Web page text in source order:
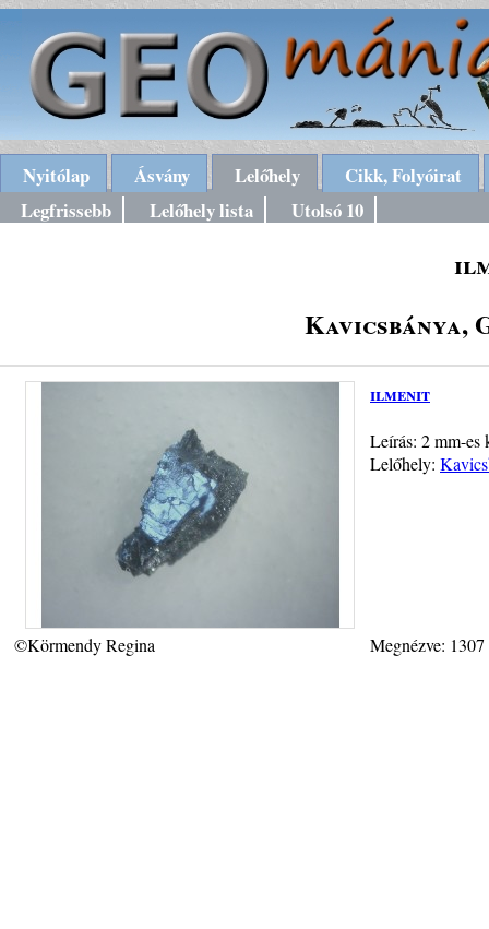
Nyitólap Ásvány Lelőhely
Cikk, Folyóirat
Legfrissebb
Lelőhely lista Utolsó 10
Kavicsbánya,
ilmenit
Leírás: 2 mm-es
Lelőhely:
©Körmendy Regina Megnézve: